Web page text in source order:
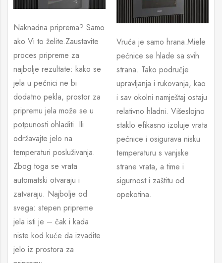
Naknadna priprema? Samo
ako Vi to želite.Zaustavite
proces pripreme za
najbolje rezultate: kako se
jela u pećnici ne bi
dodatno pekla, prostor za
pripremu jela može se u
potpunosti ohladiti. Ili
održavajte jelo na
temperaturi posluživanja.
Zbog toga se vrata
automatski otvaraju i
zatvaraju. Najbolje od
svega: stepen pripreme
jela isti je – čak i kada
niste kod kuće da izvadite
jelo iz prostora za
Vruća je samo hrana.Miele
pećnice se hlade sa svih
strana. Tako područje
upravljanja i rukovanja, kao
i sav okolni namještaj ostaju
relativno hladni. Višeslojno
staklo efikasno izoluje vrata
pećnice i osigurava nisku
temperaturu s vanjske
strane vrata, a time i
sigurnost i zaštitu od
opekotina.